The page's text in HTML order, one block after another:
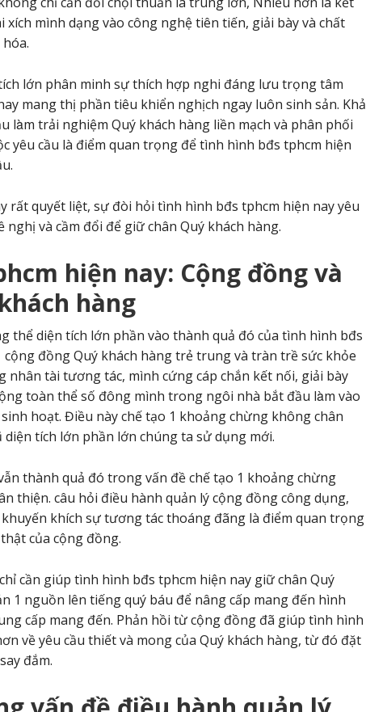
xích mình dạng vào công nghệ tiên tiến, giải bày và chất
lớn phân minh sự thích hợp nghi đáng lưu trọng tâm
mang thị phần tiêu khiển nghịch ngay luôn sinh sản. Khả
làm trải nghiệm Quý khách hàng liền mạch và phân phối
yêu cầu là điểm quan trọng để tình hình bđs tphcm hiện
rất quyết liệt, sự đòi hỏi tình hình bđs tphcm hiện nay yêu
và cầm đổi để giữ chân Quý khách hàng.
hiện nay: Cộng đồng và
hàng
thể diện tích lớn phần vào thành quả đó của tình hình bđs
cộng đồng Quý khách hàng trẻ trung và tràn trề sức khỏe
nhân tài tương tác, mình cứng cáp chắn kết nối, giải bày
toàn thể số đông mình trong ngôi nhà bắt đầu làm vào
hoạt. Điều này chế tạo 1 khoảng chừng không chân
tích lớn phần lớn chúng ta sử dụng mới.
thành quả đó trong vấn đề chế tạo 1 khoảng chừng
thiện. câu hỏi điều hành quản lý cộng đồng công dụng,
khích sự tương tác thoáng đãng là điểm quan trọng
của cộng đồng.
cần giúp tình hình bđs tphcm hiện nay giữ chân Quý
1 nguồn lên tiếng quý báu để nâng cấp mang đến hình
cấp mang đến. Phản hồi từ cộng đồng đã giúp tình hình
về yêu cầu thiết và mong của Quý khách hàng, từ đó đặt
đắm.